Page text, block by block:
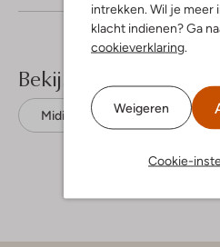
intrekken. Wil je meer
klacht indienen? Ga
cookieverklaring.
Weigeren
Cookie-
Bekijk meer
Midi jurken Summum